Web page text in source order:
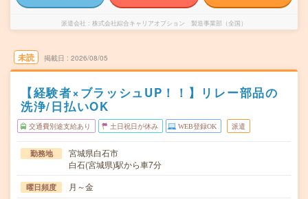
派遣会社 株式会社綜合キャリアオプション 製造事業部（全国）
未読 掲載日 2026/08/05
【経験者×ブラッシュUP！！】リレー部品の
洗浄/日払いOK
交通費別途支給あり 土日祝日が休み WEB登録OK 派遣
勤務地
宮城県白石市
白石(宮城県)駅から車7分
曜日頻度 月～金